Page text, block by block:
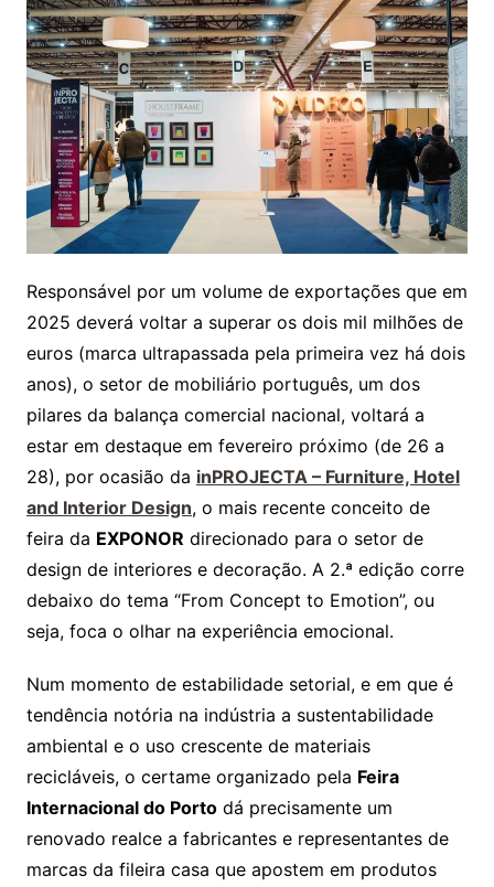
Responsável por um volume de exportações que em
2025 deverá voltar a superar os dois mil milhões de
euros (marca ultrapassada pela primeira vez há dois
anos), o setor de mobiliário português, um dos
pilares da balança comercial nacional, voltará a
estar em destaque em fevereiro próximo (de 26 a
28), por ocasião da inPROJECTA – Furniture, Hotel
and Interior Design, o mais recente conceito de
feira da EXPONOR direcionado para o setor de
design de interiores e decoração. A 2.ª edição corre
debaixo do tema “From Concept to Emotion”, ou
seja, foca o olhar na experiência emocional.
Num momento de estabilidade setorial, e em que é
tendência notória na indústria a sustentabilidade
ambiental e o uso crescente de materiais
recicláveis, o certame organizado pela Feira
Internacional do Portodá precisamente um
renovado realce a fabricantes e representantes de
marcas da fileira casa que apostem em produtos